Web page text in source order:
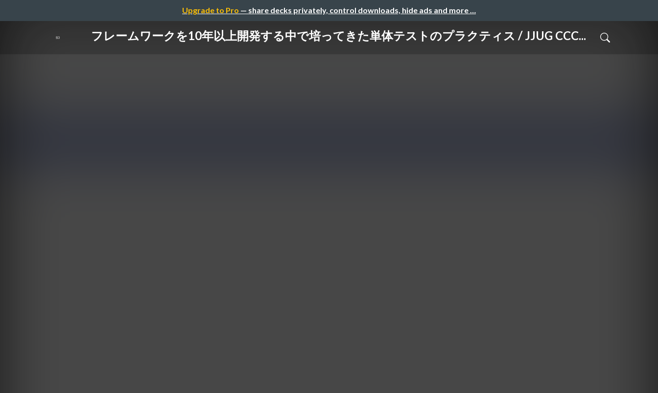
Upgrade to Pro — share decks privately, control downloads, hide ads and more …
フレームワークを10年以上開発する中で培ってきた単体テストのプラクティス / JJUG CCC...